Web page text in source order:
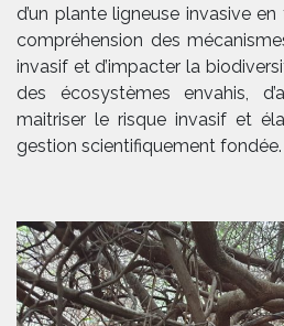
d’un plante ligneuse invasive
compréhension des
invasif et d’impacter la
des écosystèmes envahis,
maitriser le risque invasif et
gestion scientifiquement fondée.